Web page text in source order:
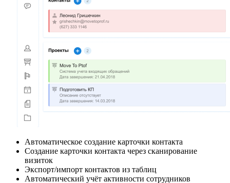
Автоматическое создание карточки контакта
Создание карточки контакта через сканирование
визиток
Экспорт/импорт контактов из таблиц
Автоматический учёт активности сотрудников